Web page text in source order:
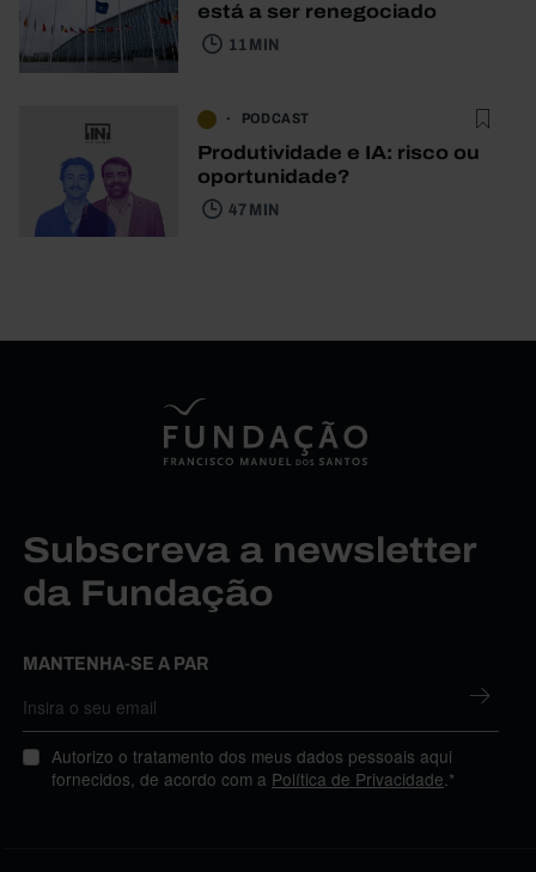
está a ser renegociado
11 MIN
PODCAST
Produtividade e IA: risco ou
oportunidade?
47 MIN
Subscreva a newsletter
da Fundação
MANTENHA-SE A PAR
Autorizo o tratamento dos meus dados pessoais aqui
fornecidos, de acordo com a Política de Privacidade.*